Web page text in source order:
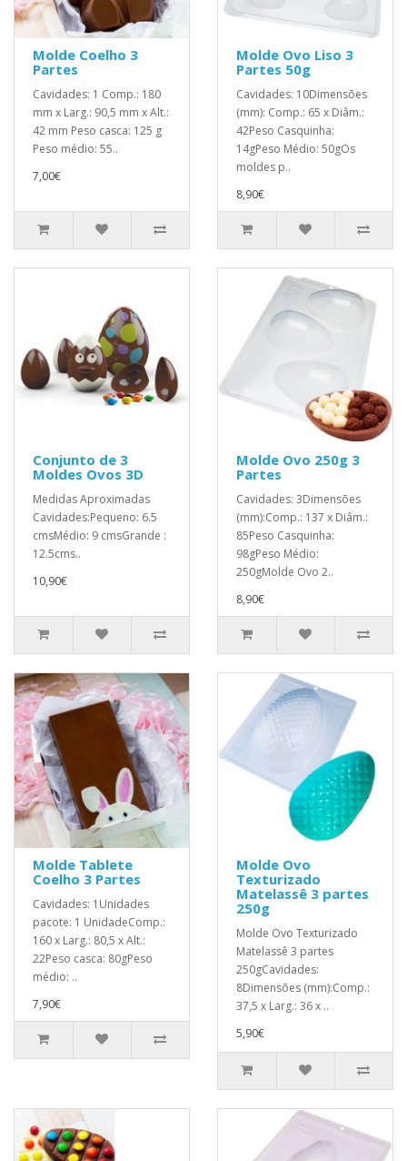
Molde Coelho 3
Partes
Cavidades: 1 Comp.: 180
mm x Larg.: 90,5 mm x Alt.:
42 mm Peso casca: 125 g
Peso médio: 55..
7,00€
Molde Ovo Liso 3
Partes 50g
Cavidades: 10Dimensões
(mm): Comp.: 65 x Diâm.:
42Peso Casquinha:
14gPeso Médio: 50gOs
moldes p..
8,90€
Conjunto de 3
Moldes Ovos 3D
Medidas Aproximadas
Cavidades:Pequeno: 6.5
cmsMédio: 9 cmsGrande :
12.5cms..
10,90€
Molde Ovo 250g 3
Partes
Cavidades: 3Dimensões
(mm):Comp.: 137 x Diâm.:
85Peso Casquinha:
98gPeso Médio:
250gMolde Ovo 2..
8,90€
Molde Tablete
Coelho 3 Partes
Cavidades: 1Unidades
pacote: 1 UnidadeComp.:
160 x Larg.: 80,5 x Alt.:
22Peso casca: 80gPeso
médio: ..
7,90€
Molde Ovo
Texturizado
Matelassê 3 partes
250g
Molde Ovo Texturizado
Matelassê 3 partes
250gCavidades:
8Dimensões (mm):Comp.:
37,5 x Larg.: 36 x ..
5,90€